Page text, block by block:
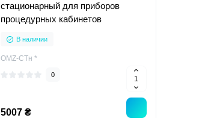
стационарный для приборов
процедурных кабинетов
В наличии
OMZ-СТн *
0
5007 ₴